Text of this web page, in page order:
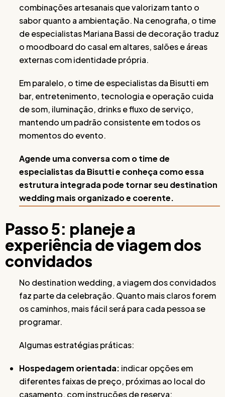
combinações artesanais que valorizam tanto o
sabor quanto a ambientação. Na cenografia, o time
de especialistas Mariana Bassi de decoração traduz
o moodboard do casal em altares, salões e áreas
externas com identidade própria.
Em paralelo, o time de especialistas da Bisutti em
bar, entretenimento, tecnologia e operação cuida
de som, iluminação, drinks e fluxo de serviço,
mantendo um padrão consistente em todos os
momentos do evento.
Agende uma conversa com o time de
especialistas da Bisutti e conheça como essa
estrutura integrada pode tornar seu destination
wedding mais organizado e coerente.
Passo 5: planeje a
experiência de viagem dos
convidados
No destination wedding, a viagem dos convidados
faz parte da celebração. Quanto mais claros forem
os caminhos, mais fácil será para cada pessoa se
programar.
Algumas estratégias práticas:
Hospedagem orientada: indicar opções em
diferentes faixas de preço, próximas ao local do
casamento, com instruções de reserva;